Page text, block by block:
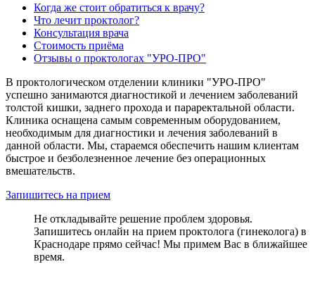
Когда же стоит обратиться к врачу?
Что лечит проктолог?
Консультация врача
Стоимость приёма
Отзывы о проктологах "УРО-ПРО"
В проктологическом отделении клиники "УРО-ПРО"
успешно занимаются диагностикой и лечением заболеваний
толстой кишки, заднего прохода и параректальной области.
Клиника оснащена самым современным оборудованием,
необходимым для диагностики и лечения заболеваний в
данной области. Мы, стараемся обеспечить нашим клиентам
быстрое и безболезненное лечение без операционных
вмешательств.
Запишитесь на прием
Не откладывайте решение проблем здоровья.
Запишитесь онлайн на прием проктолога (гинеколога) в
Краснодаре прямо сейчас! Мы примем Вас в ближайшее
время.